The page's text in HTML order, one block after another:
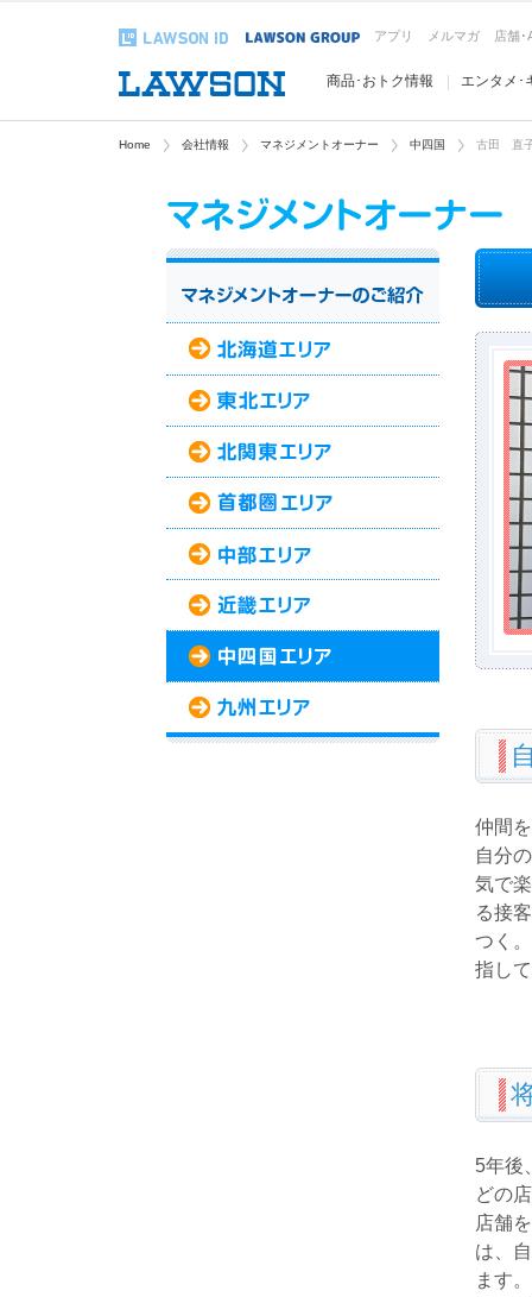
アプリ メルマガ 店舗･
商品･おトク情報 エンタメ･
Home 会社情報 マネジメントオーナー 中四国 古田 直
仲間
自分
気で
る接
つく
指し
5年後
どの
店舗
は、
ます